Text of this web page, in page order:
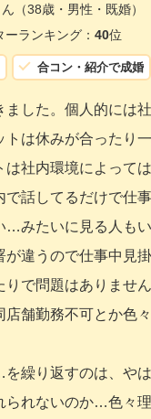
（38歳・男性・既婚）
ランキング： 40位
合コン・紹介で成婚
ました。個人的には
トは休みが合ったり
は社内環境によって
で話してるだけで仕
…みたいに見る人も
違うので仕事中見
りで問題はありませ
店舗勤務不可とか色
繰り返すのは、や
られないのか…色々